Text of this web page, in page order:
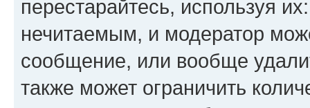
перестарайтесь, используя
нечитаемым, и модератор
сообщение, или вообще
также может ограничить